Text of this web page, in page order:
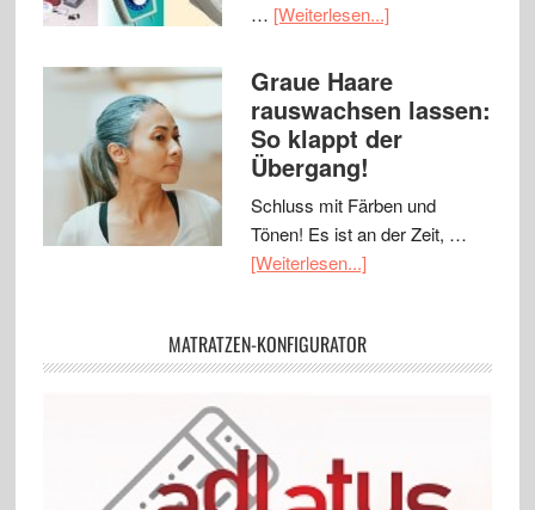
… [Weiterlesen...]
Graue Haare
rauswachsen lassen:
So klappt der
Übergang!
Schluss mit Färben und
Tönen! Es ist an der Zeit, …
[Weiterlesen...]
MATRATZEN-KONFIGURATOR